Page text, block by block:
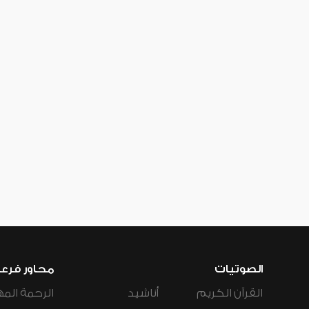
الصوتيات
القرآن الكريم
أناشيد
محاور
الرحمة